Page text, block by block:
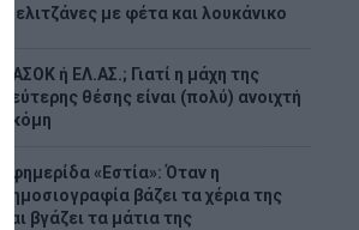
Μελιτζάνες με φέτα και λουκάνικο
ΠΑΣΟΚ ή ΕΛ.ΑΣ.; Γιατί η μάχη της
δεύτερης θέσης είναι (πολύ) ανοιχτή
ακόμη
Εφημερίδα «Εστία»: Όταν η
δημοσιογραφία βάζει τα χέρια της
και βγάζει τα μάτια της